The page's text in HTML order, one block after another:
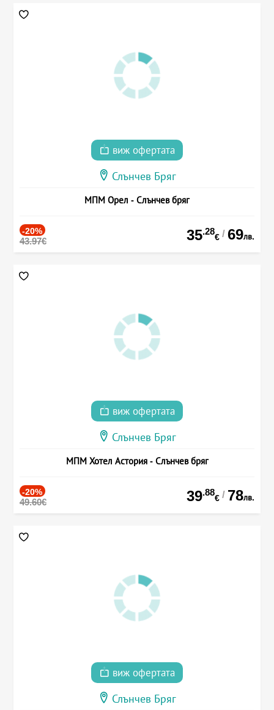
виж офертата
Слънчев Бряг
МПМ Орел - Слънчев бряг
-20%
43.97€ 35.28
€ / 69лв.
виж офертата
Слънчев Бряг
МПМ Хотел Астория - Слънчев бряг
-20%
49.60€ 39.88
€ / 78лв.
виж офертата
Слънчев Бряг